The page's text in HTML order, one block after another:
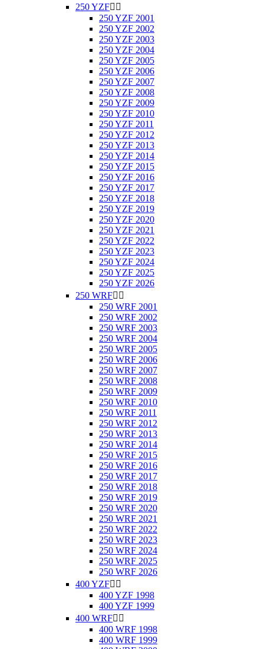
250 YZF 
250 YZF 2001
250 YZF 2002
250 YZF 2003
250 YZF 2004
250 YZF 2005
250 YZF 2006
250 YZF 2007
250 YZF 2008
250 YZF 2009
250 YZF 2010
250 YZF 2011
250 YZF 2012
250 YZF 2013
250 YZF 2014
250 YZF 2015
250 YZF 2016
250 YZF 2017
250 YZF 2018
250 YZF 2019
250 YZF 2020
250 YZF 2021
250 YZF 2022
250 YZF 2023
250 YZF 2024
250 YZF 2025
250 YZF 2026
250 WRF 
250 WRF 2001
250 WRF 2002
250 WRF 2003
250 WRF 2004
250 WRF 2005
250 WRF 2006
250 WRF 2007
250 WRF 2008
250 WRF 2009
250 WRF 2010
250 WRF 2011
250 WRF 2012
250 WRF 2013
250 WRF 2014
250 WRF 2015
250 WRF 2016
250 WRF 2017
250 WRF 2018
250 WRF 2019
250 WRF 2020
250 WRF 2021
250 WRF 2022
250 WRF 2023
250 WRF 2024
250 WRF 2025
250 WRF 2026
400 YZF 
400 YZF 1998
400 YZF 1999
400 WRF 
400 WRF 1998
400 WRF 1999